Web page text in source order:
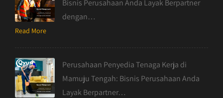
Bisnis Perusahaan Anda Layak Berpartner
dengan…
Read More
Perusahaan Penyedia Tenaga Kerja di
Mamuju Tengah: Bisnis Perusahaan Anda
Layak Berpartner…